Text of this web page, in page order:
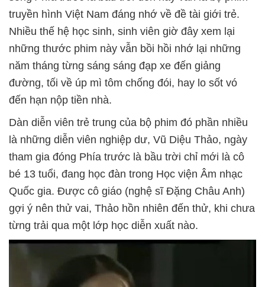
truyền hình Việt Nam đáng nhớ về đề tài giới trẻ.
Nhiều thế hệ học sinh, sinh viên giờ đây xem lại
những thước phim này vẫn bồi hồi nhớ lại những
năm tháng từng sáng sáng đạp xe đến giảng
đường, tối về úp mì tôm chống đói, hay lo sốt vó
đến hạn nộp tiền nhà.
Dàn diễn viên trẻ trung của bộ phim đó phần nhiều
là những diễn viên nghiệp dư, Vũ Diệu Thảo, ngày
tham gia đóng Phía trước là bầu trời chỉ mới là cô
bé 13 tuổi, đang học đàn trong Học viện Âm nhạc
Quốc gia. Được cô giáo (nghệ sĩ Đặng Châu Anh)
gợi ý nên thử vai, Thảo hồn nhiên đến thử, khi chưa
từng trải qua một lớp học diễn xuất nào.